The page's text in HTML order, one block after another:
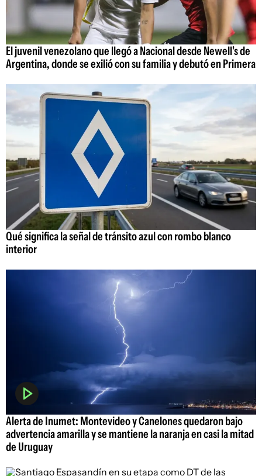
El juvenil venezolano que llegó a Nacional desde Newell's de
Argentina, donde se exilió con su familia y debutó en Primera
Qué significa la señal de tránsito azul con rombo blanco
interior
Alerta de Inumet: Montevideo y Canelones quedaron bajo
advertencia amarilla y se mantiene la naranja en casi la mitad
de Uruguay